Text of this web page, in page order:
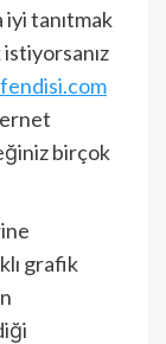
iyi tanıtmak
birçok
grafik